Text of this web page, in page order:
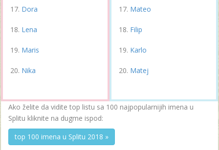
Dora
Lena
Maris
Nika
Mateo
Filip
Karlo
Matej
Ako želite da vidite top listu sa 100 najpopularnijih imena u
Splitu kliknite na dugme ispod:
top 100 imena u Splitu 2018 »